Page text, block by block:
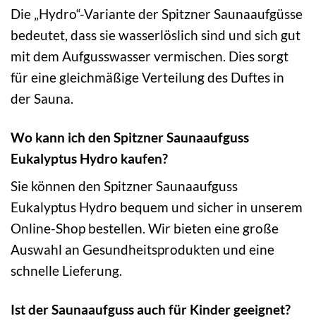
Die „Hydro“-Variante der Spitzner Saunaaufgüsse
bedeutet, dass sie wasserlöslich sind und sich gut
mit dem Aufgusswasser vermischen. Dies sorgt
für eine gleichmäßige Verteilung des Duftes in
der Sauna.
Wo kann ich den Spitzner Saunaaufguss
Eukalyptus Hydro kaufen?
Sie können den Spitzner Saunaaufguss
Eukalyptus Hydro bequem und sicher in unserem
Online-Shop bestellen. Wir bieten eine große
Auswahl an Gesundheitsprodukten und eine
schnelle Lieferung.
Ist der Saunaaufguss auch für Kinder geeignet?